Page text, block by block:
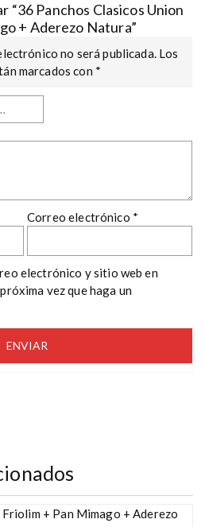
“36 Panchos Clasicos Union
+ Aderezo Natura”
no será publicada. Los
marcados con *
Correo electrónico *
electrónico y sitio web en
vez que haga un